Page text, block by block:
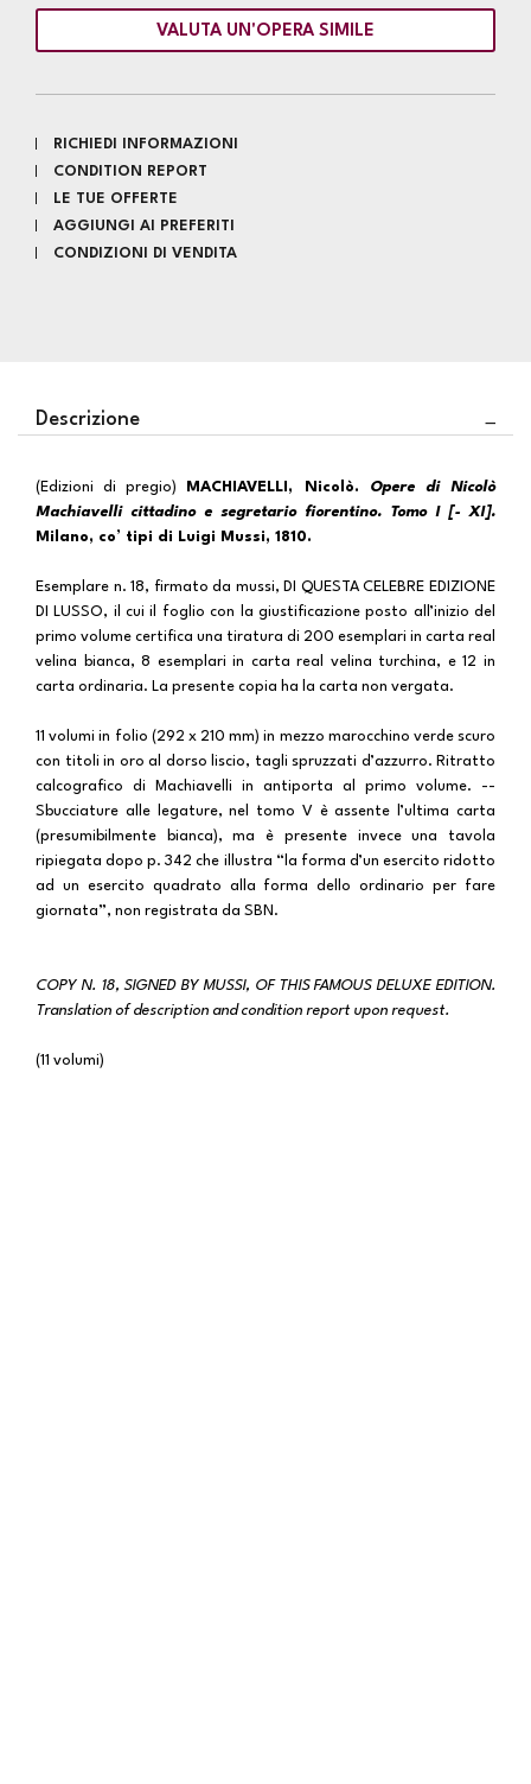
VALUTA UN'OPERA SIMILE
RICHIEDI INFORMAZIONI
CONDITION REPORT
LE TUE OFFERTE
AGGIUNGI AI PREFERITI
CONDIZIONI DI VENDITA
Descrizione
(Edizioni di pregio) MACHIAVELLI, Nicolò. Opere di Nicolò
Machiavelli cittadino e segretario fiorentino. Tomo I [- XI].
Milano, co’ tipi di Luigi Mussi, 1810.
Esemplare n. 18, firmato da mussi, DI QUESTA CELEBRE EDIZIONE
DI LUSSO, il cui il foglio con la giustificazione posto all’inizio del
primo volume certifica una tiratura di 200 esemplari in carta real
velina bianca, 8 esemplari in carta real velina turchina, e 12 in
carta ordinaria. La presente copia ha la carta non vergata.
11 volumi in folio (292 x 210 mm) in mezzo marocchino verde scuro
con titoli in oro al dorso liscio, tagli spruzzati d’azzurro. Ritratto
calcografico di Machiavelli in antiporta al primo volume. --
Sbucciature alle legature, nel tomo V è assente l’ultima carta
(presumibilmente bianca), ma è presente invece una tavola
ripiegata dopo p. 342 che illustra “la forma d’un esercito ridotto
ad un esercito quadrato alla forma dello ordinario per fare
giornata”, non registrata da SBN.
COPY N. 18, SIGNED BY MUSSI, OF THIS FAMOUS DELUXE EDITION.
Translation of description and condition report upon request.
(11 volumi)